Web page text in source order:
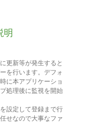
明
更新等が発生すると
を行います。デフォ
に本アプリケーショ
処理後に監視を開始
設定して登録まで行
せなので大事なファ